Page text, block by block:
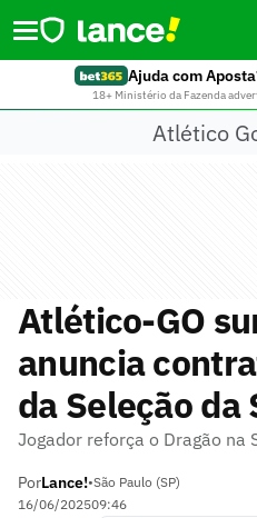
Ajuda com
18+ Ministério da Fazenda
Atlético
Atlético-GO
anuncia
da Seleção da
Jogador reforça o Dragão na
PorLance!•São Paulo (SP)
16/06/202509:46